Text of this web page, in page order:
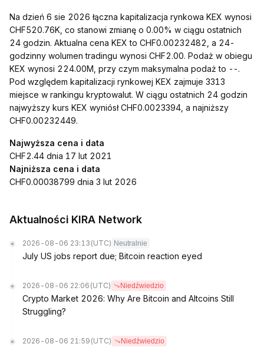
Na dzień 6 sie 2026 łączna kapitalizacja rynkowa KEX wynosi
CHF520.76K, co stanowi zmianę o 0.00% w ciągu ostatnich
24 godzin. Aktualna cena KEX to CHF0.00232482, a 24-
godzinny wolumen tradingu wynosi CHF2.00. Podaż w obiegu
KEX wynosi 224.00M, przy czym maksymalna podaż to --.
Pod względem kapitalizacji rynkowej KEX zajmuje 3313
miejsce w rankingu kryptowalut. W ciągu ostatnich 24 godzin
najwyższy kurs KEX wyniósł CHF0.0023394, a najniższy
CHF0.00232449.
Najwyższa cena i data
CHF2.44 dnia 17 lut 2021
Najniższa cena i data
CHF0.00038799 dnia 3 lut 2026
Aktualności KIRA Network
2026-08-06 23:13 (UTC) Neutralnie
July US jobs report due; Bitcoin reaction eyed
2026-08-06 22:06 (UTC) Niedźwiedzio
Crypto Market 2026: Why Are Bitcoin and Altcoins Still
Struggling?
2026-08-06 21:59 (UTC) Niedźwiedzio